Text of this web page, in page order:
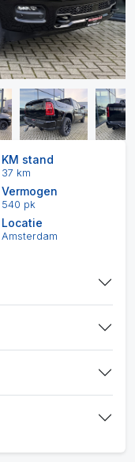
KM stand
37 km
Vermogen
540 pk
Locatie
Amsterdam